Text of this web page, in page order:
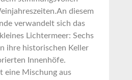
diesem
verwandelt sich das
Lichtermeer: Sechs
ihre historischen Keller
Innenhöfe.
eine Mischung aus